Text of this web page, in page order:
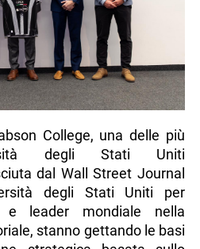
College, una delle più
degli Stati Uniti
dal Wall Street Journal
degli Stati Uniti per
e leader mondiale nella
stanno gettando le basi